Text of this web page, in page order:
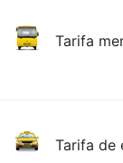
Tarifa
Tarifa de